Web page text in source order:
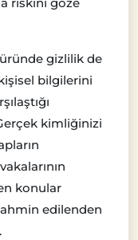
riskini göze
gizlilik de
bilgilerini
kimliğinizi
konular
edilenden